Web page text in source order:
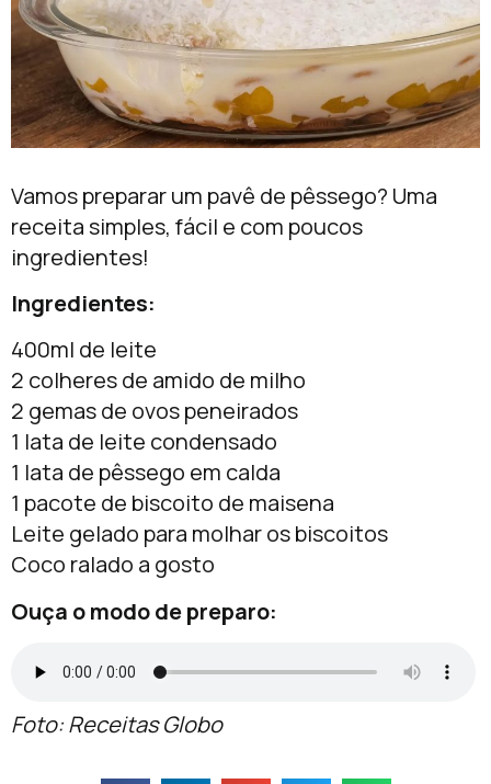
Vamos preparar um pavê de pêssego? Uma
receita simples, fácil e com poucos
ingredientes!
Ingredientes:
400ml de leite
2 colheres de amido de milho
2 gemas de ovos peneirados
1 lata de leite condensado
1 lata de pêssego em calda
1 pacote de biscoito de maisena
Leite gelado para molhar os biscoitos
Coco ralado a gosto
Ouça o modo de preparo:
Foto: Receitas Globo